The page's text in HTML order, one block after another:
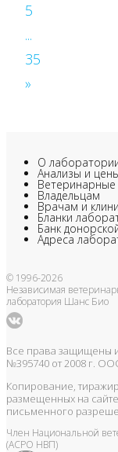
5
...
35
»
О
Анализы и
Владельцам
Врачам и
Бланки
Банк
Адреса
© 1996-2026
Независимая
лаборатория Шанс Био
Все права защищены
№395740 от 2008 г.
Копирование,
размещенных на сайте
письменного
Член Национальной
(АСРО НВП)